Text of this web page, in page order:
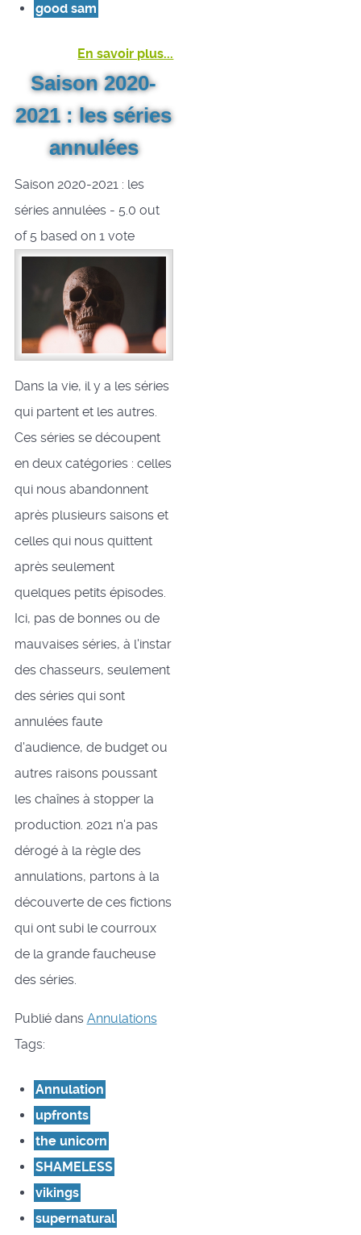
good sam
En savoir plus...
Saison 2020-
2021 : les séries
annulées
Saison 2020-2021 : les
séries annulées- 5.0 out
of 5 based on 1vote
Dans la vie, il y a les séries
qui partent et les autres.
Ces séries se découpent
en deux catégories : celles
qui nous abandonnent
après plusieurs saisons et
celles qui nous quittent
après seulement
quelques petits épisodes.
Ici, pas de bonnes ou de
mauvaises séries, à l'instar
des chasseurs, seulement
des séries qui sont
annulées faute
d'audience, de budget ou
autres raisons poussant
les chaînes à stopper la
production. 2021 n'a pas
dérogé à la règle des
annulations, partons à la
découverte de ces fictions
qui ont subi le courroux
de la grande faucheuse
des séries.
Publié dans Annulations
Tags:
Annulation
upfronts
the unicorn
SHAMELESS
vikings
supernatural